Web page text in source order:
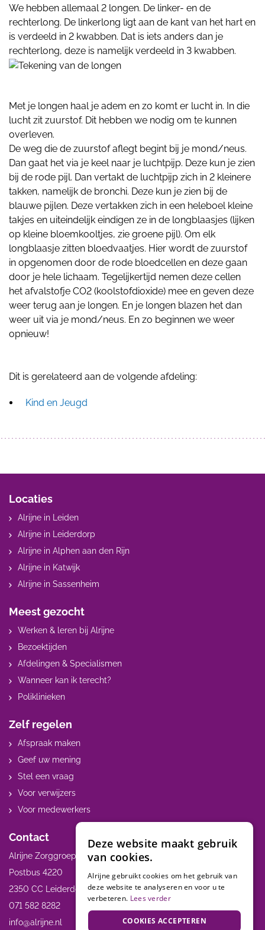
We hebben allemaal 2 longen. De linker- en de
rechterlong. De linkerlong ligt aan de kant van het hart en
is verdeeld in 2 kwabben. Dat is iets anders dan je
rechterlong, deze is namelijk verdeeld in 3 kwabben.
Met je longen haal je adem en zo komt er lucht in. In die
lucht zit zuurstof. Dit hebben we nodig om te kunnen
overleven.
De weg die de zuurstof aflegt begint bij je mond/neus.
Dan gaat het via je keel naar je luchtpijp. Deze kun je zien
bij de rode pijl. Dan vertakt de luchtpijp zich in 2 kleinere
takken, namelijk de bronchi. Deze kun je zien bij de
blauwe pijlen. Deze vertakken zich in een heleboel kleine
takjes en uiteindelijk eindigen ze in de longblaasjes (lijken
op kleine bloemkooltjes, zie groene pijl). Om elk
longblaasje zitten bloedvaatjes. Hier wordt de zuurstof
in opgenomen door de rode bloedcellen en deze gaan
door je hele lichaam. Tegelijkertijd nemen deze cellen
het afvalstofje CO2 (koolstofdioxide) mee en geven deze
weer terug aan je longen. En je longen blazen het dan
weer uit via je mond/neus. En zo beginnen we weer
opnieuw!
Dit is gerelateerd aan de volgende afdeling:
Kind en Jeugd
Locaties
Alrijne in Leiden
Alrijne in Leiderdorp
Alrijne in Alphen aan den Rijn
Alrijne in Katwijk
Alrijne in Sassenheim
Meest gezocht
Werken & leren bij Alrijne
Bezoektijden
Afdelingen & Specialismen
Wanneer kan ik terecht?
Poliklinieken
Zelf regelen
Afspraak maken
Geef uw mening
Stel een vraag
Voor verwijzers
Voor medewerkers
Contact
Alrijne Zorggroep
Postbus 4220
2350 CC Leiderdorp
071 582 8282
info@alrijne.nl
Deze website maakt gebruik
van cookies.
Alrijne gebruikt cookies om het gebruik van
deze website te analyseren en voor u te
verbeteren. Lees verder
COOKIES ACCEPTEREN